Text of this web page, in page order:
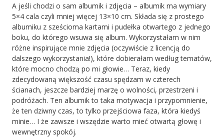
A jeśli chodzi o sam albumik i zdjęcia – albumik ma wymiary
5×4 cala czyli mniej więcej 13×10 cm. Składa się z prostego
albumiku z sześcioma kartami i pudełka otwartego z jednego
boku, do którego wsuwa się album. Wykorzystałam w nim
różne inspirujące mnie zdjęcia (oczywiście z licencją do
dalszego wykorzystania!), które dobierałam według tematów,
które mocno chodzą po mi głowie… Teraz, kiedy
zdecydowaną większość czasu spędzam w czterech
ścianach, jeszcze bardziej marzę o wolności, przestrzeni i
podróżach. Ten albumik to taka motywacja i przypomnienie,
że ten dziwny czas, to tylko przejściowa faza, która kiedyś
minie… I że zawsze i wszędzie warto mieć otwartą głowę i
wewnętrzny spokój.